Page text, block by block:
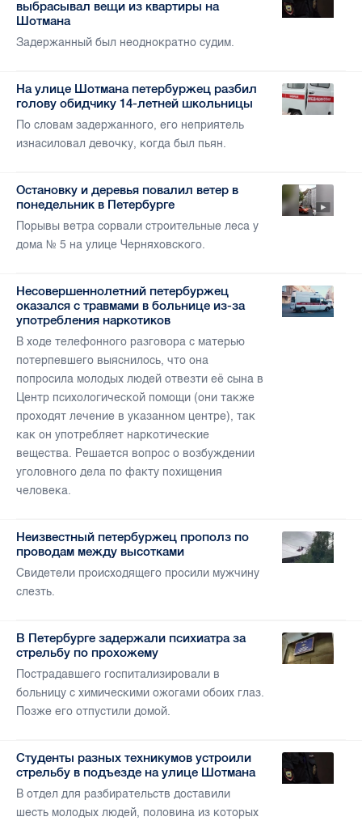
выбрасывал вещи из квартиры на
Шотмана
Задержанный был неоднократно судим.
На улице Шотмана петербуржец разбил
голову обидчику 14-летней школьницы
По словам задержанного, его неприятель
изнасиловал девочку, когда был пьян.
Остановку и деревья повалил ветер в
понедельник в Петербурге
Порывы ветра сорвали строительные леса у
дома № 5 на улице Черняховского.
Несовершеннолетний петербуржец
оказался с травмами в больнице из-за
употребления наркотиков
В ходе телефонного разговора с матерью
потерпевшего выяснилось, что она
попросила молодых людей отвезти её сына в
Центр психологической помощи (они также
проходят лечение в указанном центре), так
как он употребляет наркотические
вещества. Решается вопрос о возбуждении
уголовного дела по факту похищения
человека.
Неизвестный петербуржец прополз по
проводам между высотками
Свидетели происходящего просили мужчину
слезть.
В Петербурге задержали психиатра за
стрельбу по прохожему
Пострадавшего госпитализировали в
больницу с химическими ожогами обоих глаз.
Позже его отпустили домой.
Студенты разных техникумов устроили
стрельбу в подъезде на улице Шотмана
В отдел для разбирательств доставили
шесть молодых людей, половина из которых